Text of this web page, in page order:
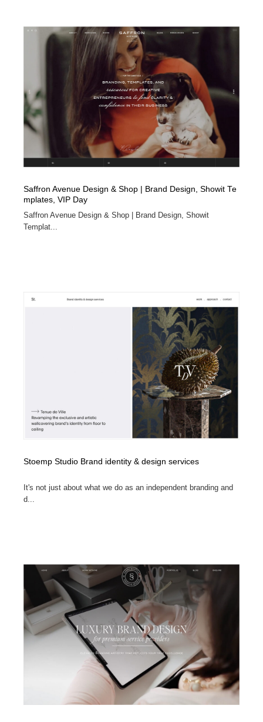
Saffron Avenue Design & Shop | Brand Design, Showit Te
mplates, VIP Day
Saffron Avenue Design & Shop | Brand Design, Showit
Templat...
Stoemp Studio Brand identity & design services
It's not just about what we do as an independent branding and
d...